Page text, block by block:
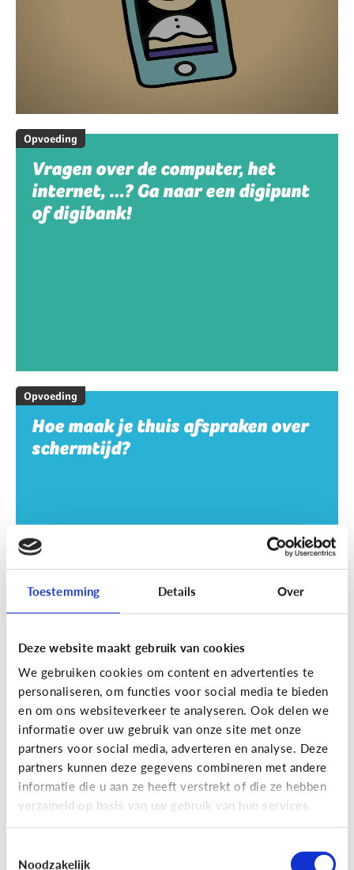
Toestemming Details Over
Deze website maakt gebruik van cookies
We gebruiken cookies om content en advertenties te
personaliseren, om functies voor social media te bieden
en om ons websiteverkeer te analyseren. Ook delen we
informatie over uw gebruik van onze site met onze
partners voor social media, adverteren en analyse. Deze
partners kunnen deze gegevens combineren met andere
informatie die u aan ze heeft verstrekt of die ze hebben
verzameld op basis van uw gebruik van hun services.
Noodzakelijk
Opvoeding
Vragen over de computer, het
internet, …? Ga naar een digipunt
of digibank!
Opvoeding
Hoe maak je thuis afspraken over
schermtijd?
Opvoeding
Vanaf welke leeftijd mag mijn kind
naar een scherm kijken?